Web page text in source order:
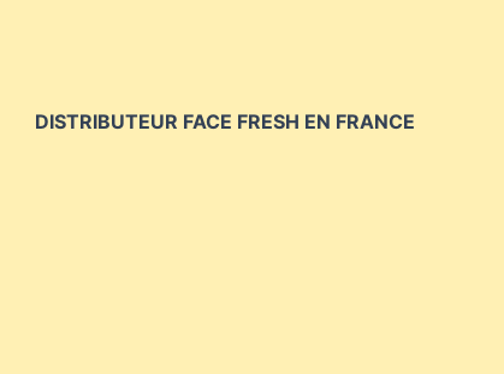
DISTRIBUTEUR FACE FRESH EN FRANCE